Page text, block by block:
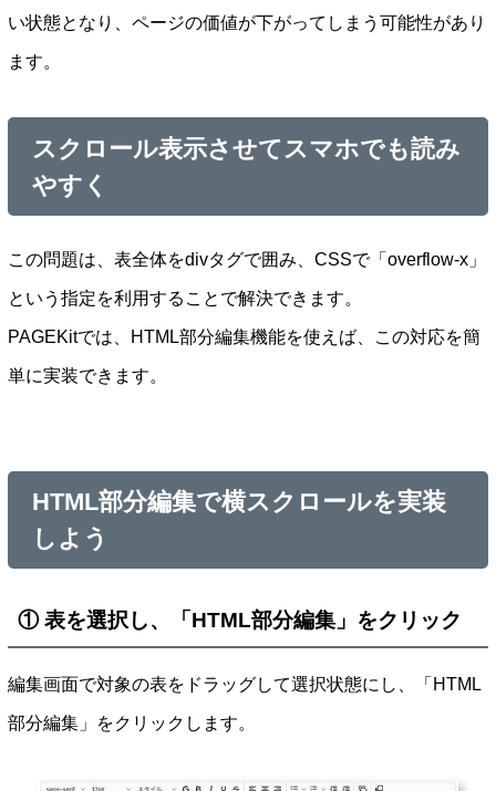
い状態となり、ページの価値が下がってしまう可能性があり
ます。
スクロール表示させてスマホでも読み
やすく
この問題は、表全体をdivタグで囲み、CSSで「overflow-x」
という指定を利用することで解決できます。
PAGEKitでは、HTML部分編集機能を使えば、この対応を簡
単に実装できます。
HTML部分編集で横スクロールを実装
しよう
① 表を選択し、「HTML部分編集」をクリック
編集画面で対象の表をドラッグして選択状態にし、「HTML
部分編集」をクリックします。